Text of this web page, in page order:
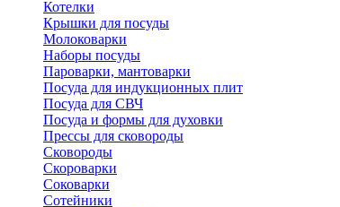
Котелки
Крышки для посуды
Молоковарки
Наборы посуды
Пароварки, мантоварки
Посуда для индукционных плит
Посуда для СВЧ
Посуда и формы для духовки
Прессы для сковороды
Сковороды
Скороварки
Соковарки
Сотейники